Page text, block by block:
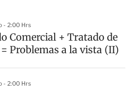
- 2:00 Hrs
Comercial + Tratado de
Problemas a la vista (II)
- 2:00 Hrs